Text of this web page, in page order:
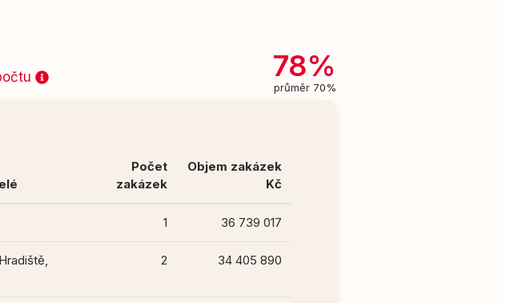
78%
průměr 70%
Počet
zakázek
Objem zakázek
Kč
1 36 739 017
2 34 405 890